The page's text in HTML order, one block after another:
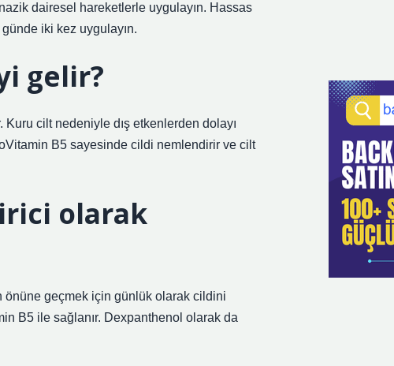
dairesel hareketlerle uygulayın. Hassas
iki kez uygulayın.
gelir?
Kuru cilt nedeniyle dış etkenlerden dolayı
B5 sayesinde cildi nemlendirir ve cilt
olarak
önüne geçmek için günlük olarak cildini
B5 ile sağlanır. Dexpanthenol olarak da